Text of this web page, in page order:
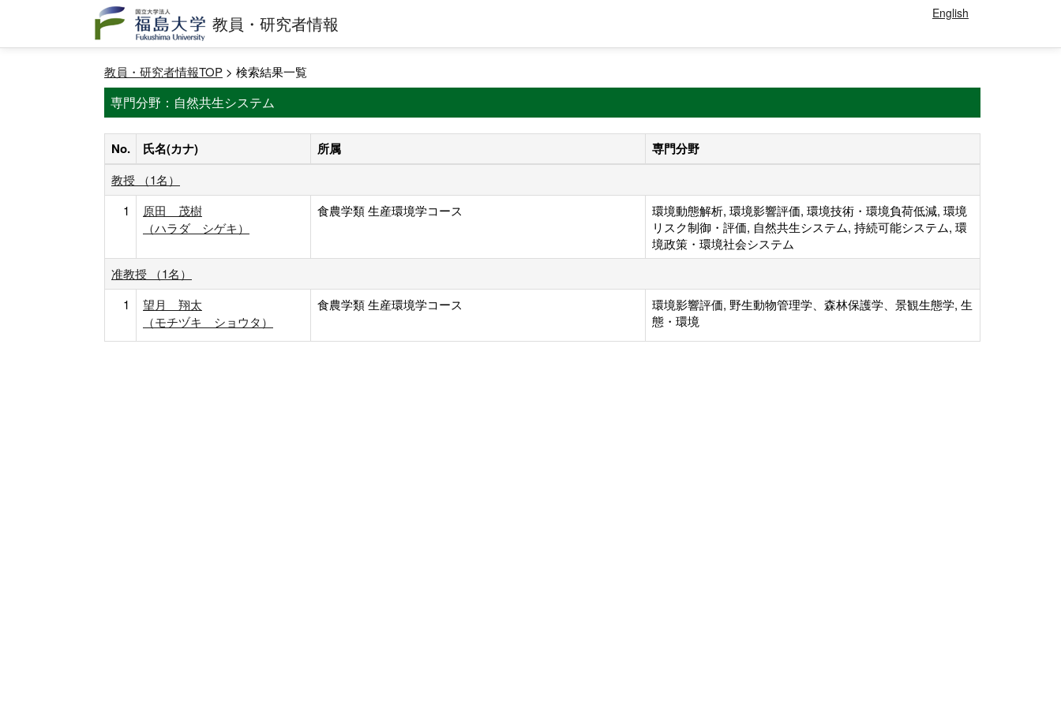
教員・研究者情報 English
教員・研究者情報TOP > 検索結果一覧
専門分野：自然共生システム
No. 氏名(カナ) 所属 専門分野
教授 （1名）
1
原田 茂樹
（ハラダ シゲキ）
食農学類 生産環境学コース
環境動態解析, 環境影響評価, 環境技術・環境負荷低減, 環境
リスク制御・評価, 自然共生システム, 持続可能システム, 環
境政策・環境社会システム
准教授 （1名）
1
望月 翔太
（モチヅキ ショウタ）
食農学類 生産環境学コース
環境影響評価, 野生動物管理学、森林保護学、景観生態学, 生
態・環境